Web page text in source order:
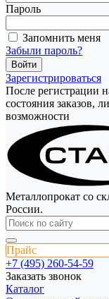
Пароль
Запомнить меня
Забыли пароль?
Зарегистрироваться
После регистрации
состояния заказов,
возможности
Металлопрокат со
России.
Прайс
+7 (495) 260-54-59
Заказать звонок
Каталог